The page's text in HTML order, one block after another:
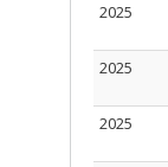
2025
2025
2025